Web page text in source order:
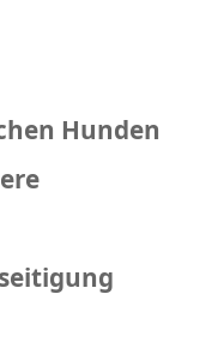
Hunden